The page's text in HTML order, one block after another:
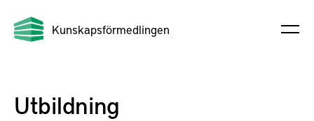
Kunskapsförmedlingen
Utbildning